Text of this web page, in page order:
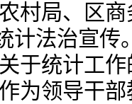
村局、区
计法治宣传
于统计工
为领导干